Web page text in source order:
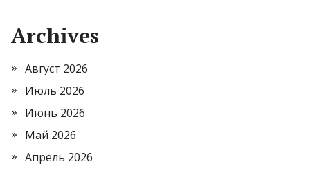
Archives
Август 2026
Июль 2026
Июнь 2026
Май 2026
Апрель 2026